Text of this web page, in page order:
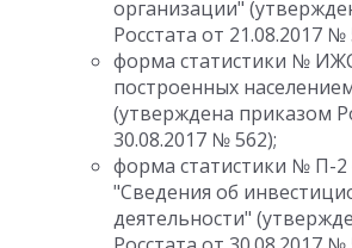
организации"
Росстата от 21.08.2017 №
форма статистики №
построенных
(утверждена приказом
30.08.2017 № 562);
форма статистики № П-2
"Сведения об
деятельности"